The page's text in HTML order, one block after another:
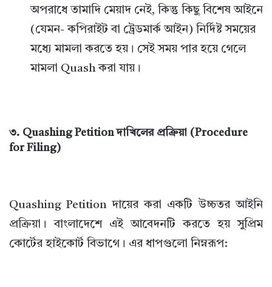
অপরাধে তামাদি মেয়াদ নেই, কিন্তু কিছু বিশেষ আইনে
(যেমন- কপিরাইট বা ট্রেডমার্ক আইন) নির্দিষ্ট সময়ের
মধ্যে মামলা করতে হয়। সেই সময় পার হয়ে গেলে
মামলা Quash করা যায়।
৩. Quashing Petition দাখিলের প্রক্রিয়া (Procedure
for Filing)
Quashing Petition দায়ের করা একটি উচ্চতর আইনি
প্রক্রিয়া। বাংলাদেশে এই আবেদনটি করতে হয় সুপ্রিম
কোর্টের হাইকোর্ট বিভাগে। এর ধাপগুলো নিম্নরূপ: